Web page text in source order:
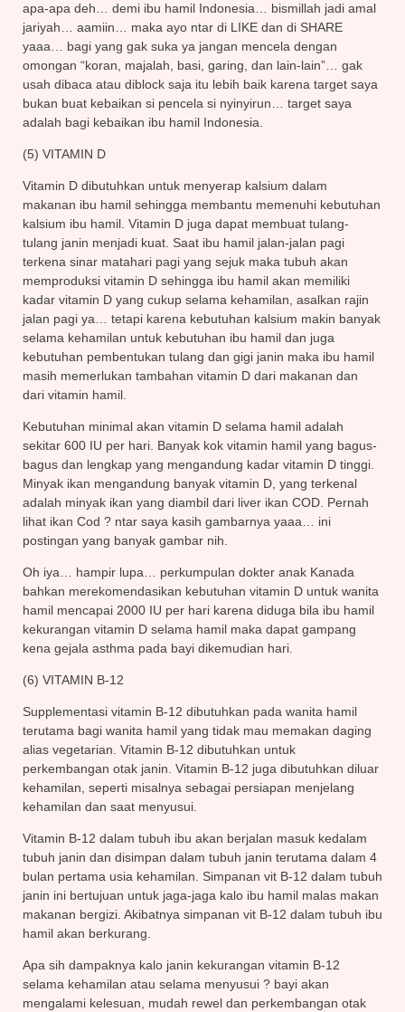
apa-apa deh… demi ibu hamil Indonesia… bismillah jadi amal
jariyah… aamiin… maka ayo ntar di LIKE dan di SHARE
yaaa… bagi yang gak suka ya jangan mencela dengan
omongan “koran, majalah, basi, garing, dan lain-lain”… gak
usah dibaca atau diblock saja itu lebih baik karena target saya
bukan buat kebaikan si pencela si nyinyirun… target saya
adalah bagi kebaikan ibu hamil Indonesia.
(5) VITAMIN D
Vitamin D dibutuhkan untuk menyerap kalsium dalam
makanan ibu hamil sehingga membantu memenuhi kebutuhan
kalsium ibu hamil. Vitamin D juga dapat membuat tulang-
tulang janin menjadi kuat. Saat ibu hamil jalan-jalan pagi
terkena sinar matahari pagi yang sejuk maka tubuh akan
memproduksi vitamin D sehingga ibu hamil akan memiliki
kadar vitamin D yang cukup selama kehamilan, asalkan rajin
jalan pagi ya… tetapi karena kebutuhan kalsium makin banyak
selama kehamilan untuk kebutuhan ibu hamil dan juga
kebutuhan pembentukan tulang dan gigi janin maka ibu hamil
masih memerlukan tambahan vitamin D dari makanan dan
dari vitamin hamil.
Kebutuhan minimal akan vitamin D selama hamil adalah
sekitar 600 IU per hari. Banyak kok vitamin hamil yang bagus-
bagus dan lengkap yang mengandung kadar vitamin D tinggi.
Minyak ikan mengandung banyak vitamin D, yang terkenal
adalah minyak ikan yang diambil dari liver ikan COD. Pernah
lihat ikan Cod ? ntar saya kasih gambarnya yaaa… ini
postingan yang banyak gambar nih.
Oh iya… hampir lupa… perkumpulan dokter anak Kanada
bahkan merekomendasikan kebutuhan vitamin D untuk wanita
hamil mencapai 2000 IU per hari karena diduga bila ibu hamil
kekurangan vitamin D selama hamil maka dapat gampang
kena gejala asthma pada bayi dikemudian hari.
(6) VITAMIN B-12
Supplementasi vitamin B-12 dibutuhkan pada wanita hamil
terutama bagi wanita hamil yang tidak mau memakan daging
alias vegetarian. Vitamin B-12 dibutuhkan untuk
perkembangan otak janin. Vitamin B-12 juga dibutuhkan diluar
kehamilan, seperti misalnya sebagai persiapan menjelang
kehamilan dan saat menyusui.
Vitamin B-12 dalam tubuh ibu akan berjalan masuk kedalam
tubuh janin dan disimpan dalam tubuh janin terutama dalam 4
bulan pertama usia kehamilan. Simpanan vit B-12 dalam tubuh
janin ini bertujuan untuk jaga-jaga kalo ibu hamil malas makan
makanan bergizi. Akibatnya simpanan vit B-12 dalam tubuh ibu
hamil akan berkurang.
Apa sih dampaknya kalo janin kekurangan vitamin B-12
selama kehamilan atau selama menyusui ? bayi akan
mengalami kelesuan, mudah rewel dan perkembangan otak